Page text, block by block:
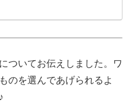
ついてお伝えしました。ワ
のを選んであげられるよ